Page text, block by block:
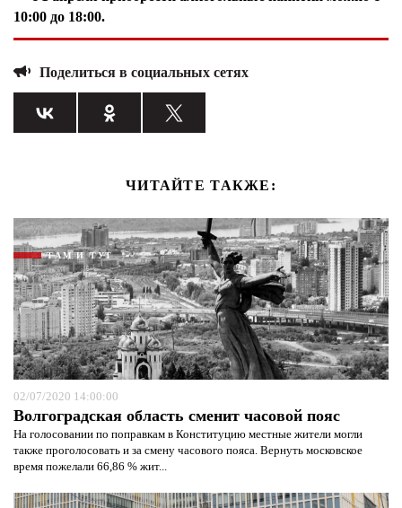
10:00 до 18:00.
Поделиться в социальных сетях
ЧИТАЙТЕ ТАКЖЕ:
ТАМ И ТУТ
02/07/2020 14:00:00
Волгоградская область сменит часовой пояс
На голосовании по поправкам в Конституцию местные жители могли
также проголосовать и за смену часового пояса. Вернуть московское
время пожелали 66,86 % жит...